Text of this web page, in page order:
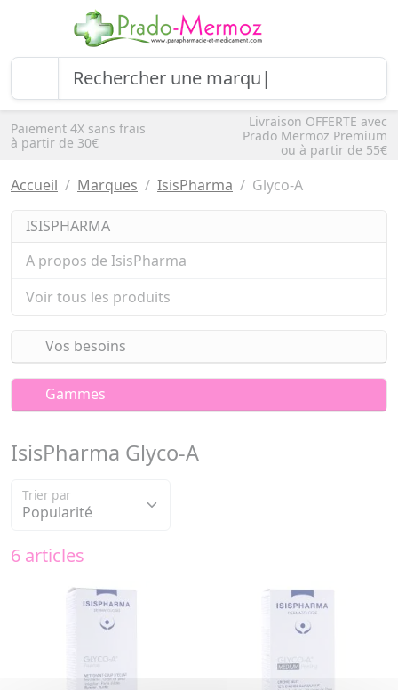
Paiement 4X sans frais
à partir de 30€
Livraison OFFERTE avec
Prado Mermoz Premium
ou à partir de 55€
Accueil Marques IsisPharma Glyco-A
ISISPHARMA
A propos de IsisPharma
Voir tous les produits
Vos besoins
Gammes
IsisPharma Glyco-A
Trier par
6 articles